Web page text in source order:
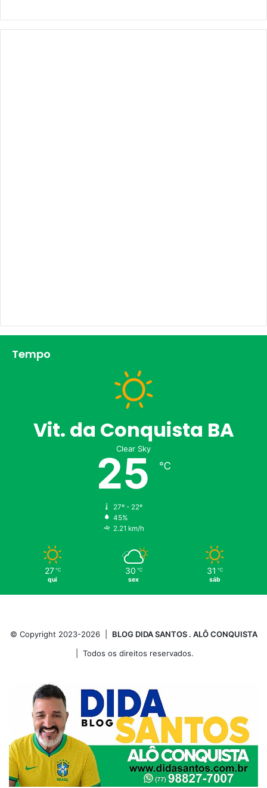
Tempo
Vit. da Conquista BA
Clear Sky
25 ℃
27º - 22º
45%
2.21 km/h
27 ℃
qui
30 ℃
sex
31 ℃
sáb
© Copyright 2023-2026 | BLOG DIDA SANTOS . ALÔ CONQUISTA
| Todos os direitos reservados.